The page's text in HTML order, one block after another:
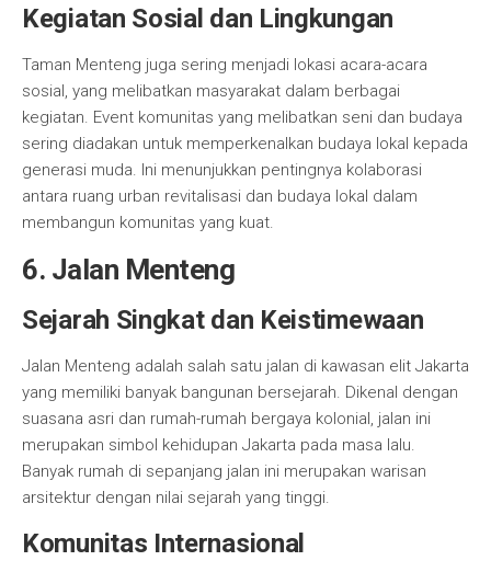
Kegiatan Sosial dan Lingkungan
Taman Menteng juga sering menjadi lokasi acara-acara
sosial, yang melibatkan masyarakat dalam berbagai
kegiatan. Event komunitas yang melibatkan seni dan budaya
sering diadakan untuk memperkenalkan budaya lokal kepada
generasi muda. Ini menunjukkan pentingnya kolaborasi
antara ruang urban revitalisasi dan budaya lokal dalam
membangun komunitas yang kuat.
6. Jalan Menteng
Sejarah Singkat dan Keistimewaan
Jalan Menteng adalah salah satu jalan di kawasan elit Jakarta
yang memiliki banyak bangunan bersejarah. Dikenal dengan
suasana asri dan rumah-rumah bergaya kolonial, jalan ini
merupakan simbol kehidupan Jakarta pada masa lalu.
Banyak rumah di sepanjang jalan ini merupakan warisan
arsitektur dengan nilai sejarah yang tinggi.
Komunitas Internasional